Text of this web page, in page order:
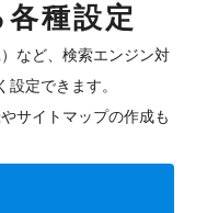
種設定
など、検索エンジン対
定できます。
やサイトマップの作成も